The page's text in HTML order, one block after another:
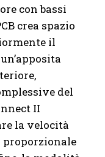
con bassi
crea spazio
il
del
II
la velocità
proporzionale